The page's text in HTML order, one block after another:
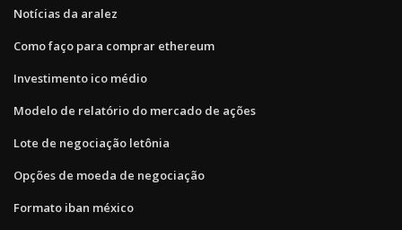
Notícias da aralez
Como faço para comprar ethereum
Investimento ico médio
Modelo de relatório do mercado de ações
Lote de negociação letônia
Opções de moeda de negociação
Formato iban méxico